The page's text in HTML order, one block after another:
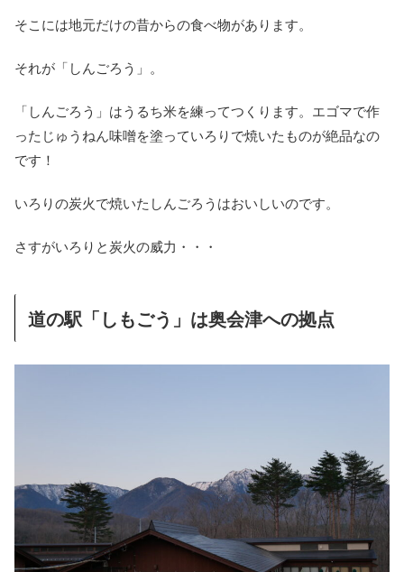
そこには地元だけの昔からの食べ物があります。
それが「しんごろう」。
「しんごろう」はうるち米を練ってつくります。エゴマで作
ったじゅうねん味噌を塗っていろりで焼いたものが絶品なの
です！
いろりの炭火で焼いたしんごろうはおいしいのです。
さすがいろりと炭火の威力・・・
道の駅「しもごう」は奥会津への拠点